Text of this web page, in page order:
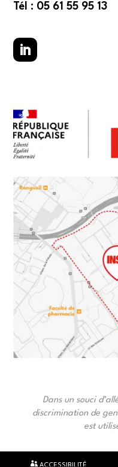
Tél : 05 61 55 95 13
Dans un souci
discrimination de
est